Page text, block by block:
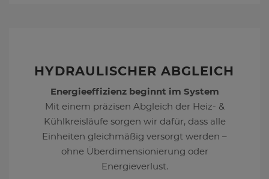
HYDRAULISCHER ABGLEICH
Energieeffizienz beginnt im System
Mit einem präzisen Abgleich der Heiz- &
Kühlkreisläufe sorgen wir dafür, dass alle
Einheiten gleichmäßig versorgt werden –
ohne Überdimensionierung oder
Energieverlust.